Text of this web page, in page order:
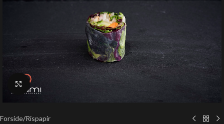
Klik for at forstørre
Forside/Rispapir